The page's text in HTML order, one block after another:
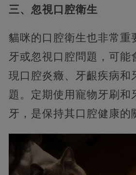
三、忽視口腔衛生
貓咪的口腔衛生也非常重
牙或忽視口腔問題，可能
現口腔炎癥、牙齦疾病和
題。定期使用寵物牙刷和
牙，是保持其口腔健康的